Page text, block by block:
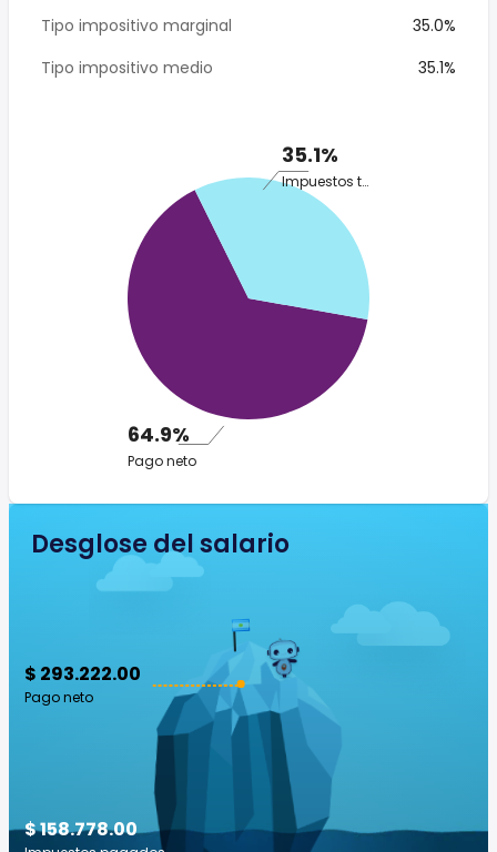
Tipo impositivo marginal
35.0%
Tipo impositivo medio
35.1%
35.1%
Impuestos totales
64.9%
Pago neto
Desglose del salario
$ 293.222.00
Pago neto
$ 158.778.00